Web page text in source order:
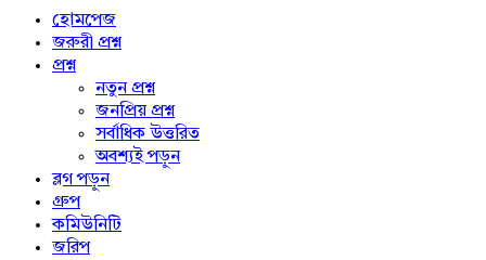
Exploreহোমপেজ
জরুরী প্রশ্ন
প্রশ্ন
নতুন প্রশ্ন
জনপ্রিয় প্রশ্ন
সর্বাধিক উত্তরিত
অবশ্যই পড়ুন
ব্লগ পড়ুন
গ্রুপ
কমিউনিটি
জরিপ